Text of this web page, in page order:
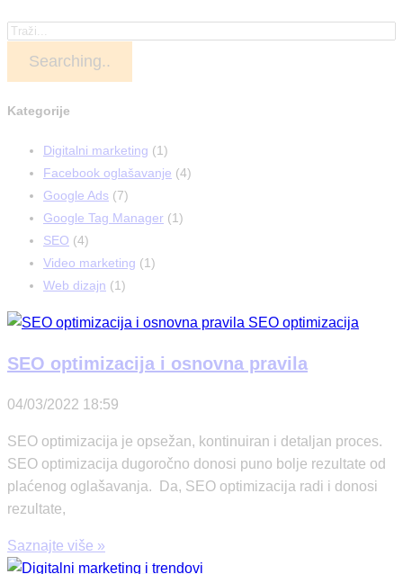
Searching..
Kategorije
Digitalni marketing (1)
Facebook oglašavanje (4)
Google Ads (7)
Google Tag Manager (1)
SEO (4)
Video marketing (1)
Web dizajn (1)
SEO optimizacija i osnovna pravila
04/03/2022 18:59
SEO optimizacija je opsežan, kontinuiran i detaljan proces.
SEO optimizacija dugoročno donosi puno bolje rezultate od
plaćenog oglašavanja. Da, SEO optimizacija radi i donosi
rezultate,
Saznajte više »